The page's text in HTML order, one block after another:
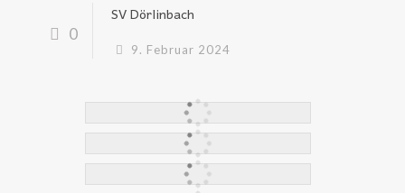
0
SV Dörlinbach
9. Februar 2024